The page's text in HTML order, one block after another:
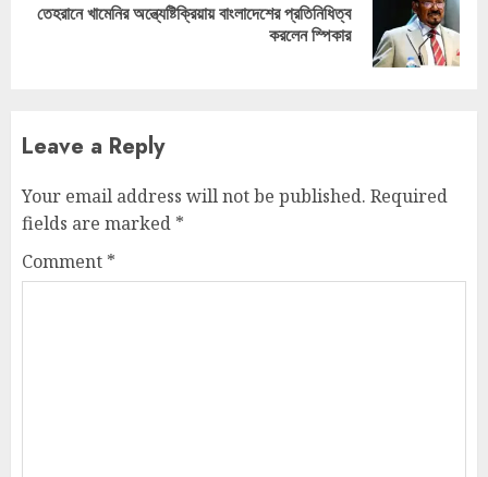
Next
তেহরানে খামেনির অন্ত্যেষ্টিক্রিয়ায় বাংলাদেশের প্রতিনিধিত্ব
করলেন স্পিকার
Leave a Reply
Your email address will not be published. Required
fields are marked *
Comment *